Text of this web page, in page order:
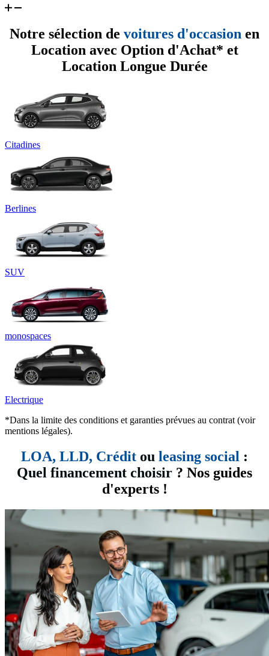
Notre sélection de voitures d'occasion en
Location avec Option d'Achat* et
Location Longue Durée
Citadines
Berlines
SUV
monospaces
Electrique
*Dans la limite des conditions et garanties prévues au contrat (voir
mentions légales).
LOA, LLD, Crédit ou leasing social :
Quel financement choisir ? Nos guides
d'experts !